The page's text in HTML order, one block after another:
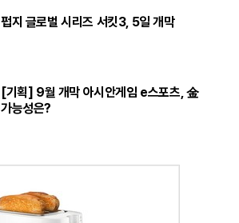
펍지 글로벌 시리즈 서킷3, 5일 개막
[기획] 9월 개막 아시안게임 e스포츠, 金
가능성은?